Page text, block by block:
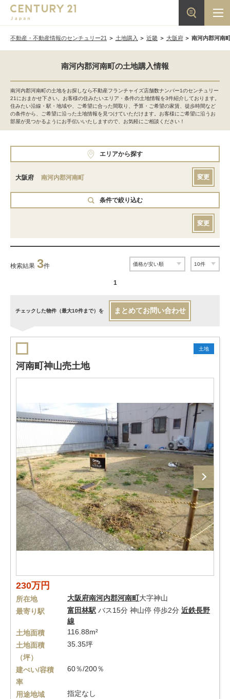
不動産・不動産情報のセンチュリー21 土地購入 近畿 大阪府 南河内郡河南
南河内郡河南町の土地購入情報
南河内郡河南町の土地をお探しなら不動産フランチャイズ店舗数ナンバー1のセンチュリー
21におまかせ下さい。お客様の住みたいエリア・条件の土地情報を3件紹介しております。
住みたい沿線・駅・地域や、ご希望に合った間取り、予算・ご希望の家賃、徒歩時間など
の条件から、ご希望に沿った土地情報を見つけていただけます。お客様にご希望に沿うお
部屋が見つかるようにお手伝いいたしますので、お気軽にご相談ください！
エリアから探す
大阪府 南河内郡河南町 変更
条件で絞り込む
変更
検索結果 3件
1
チェックした物件（最大10件まで）を まとめてお問い合わせ
土地
河南町神山売土地
230万円
所在地 大阪府南河内郡河南町大字神山
最寄り駅
富田林駅 バス15分 神山停 停歩2分 近鉄長野
線
土地面積
116.88m²
土地面積
（坪）
35.35坪
建ぺい/容積
率
60％/200％
用途地域
指定なし